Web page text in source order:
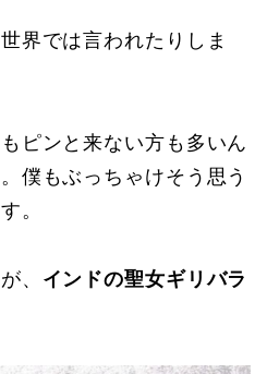
界では言われたりしま
ピンと来ない方も多いん
僕もぶっちゃけそう思う
。
、 インドの聖女ギリバラ